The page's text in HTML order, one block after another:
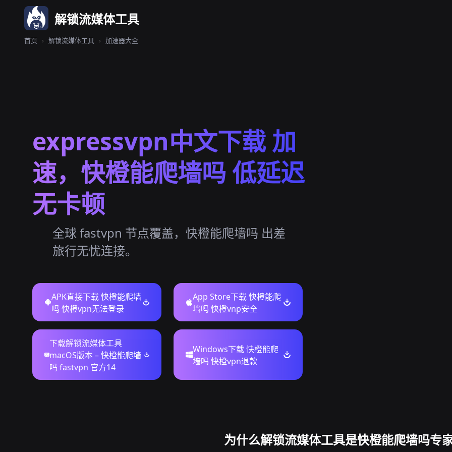
解锁流媒体工具
首页 › 解锁流媒体工具 › 加速器大全
expressvpn中文下载 加
速，快橙能爬墙吗 低延迟
无卡顿
全球 fastvpn 节点覆盖，快橙能爬墙吗 出差
旅行无忧连接。
APK直接下载 快橙能爬墙
吗 快橙vpn无法登录
App Store下载 快橙能爬
墙吗 快橙vnp安全
下载解锁流媒体工具
macOS版本 – 快橙能爬墙
吗 fastvpn 官方14
Windows下载 快橙能爬
墙吗 快橙vpn退款
为什么解锁流媒体工具是快橙能爬墙吗专